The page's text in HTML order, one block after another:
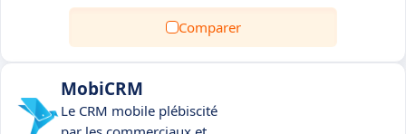
Comparer
MobiCRM
Le CRM mobile plébiscité